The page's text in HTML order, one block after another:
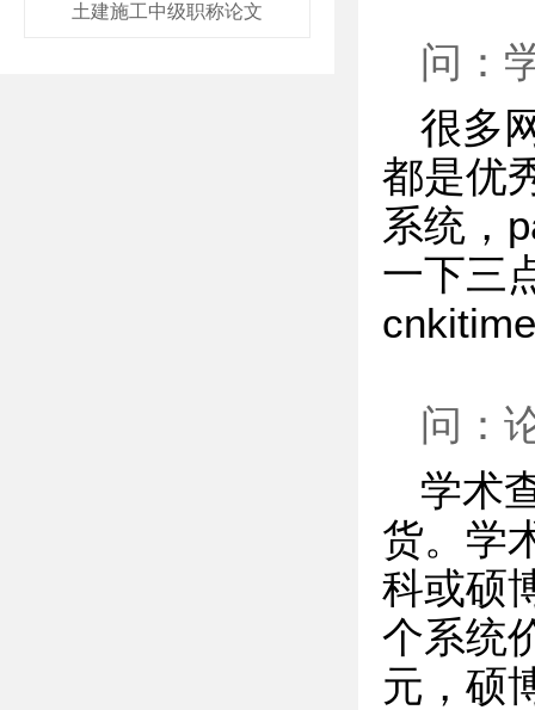
土建施工中级职称论文
问：
很多
都是优
系统，
一下三
问：
学术
货。学
科或硕
个系统
元，硕